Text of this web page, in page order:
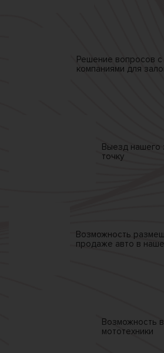
Решение вопросов
компаниями для
Выезд нашего
точку
Возможность
продаже авто в
Возможность
мототехники